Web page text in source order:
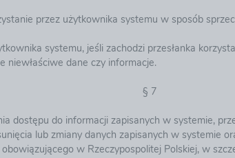
przez użytkownika systemu w sposób
systemu, jeśli zachodzi przesłanka
niewłaściwe dane czy informacje.
§ 7
dostępu do informacji zapisanych w systemie,
lub zmiany danych zapisanych w systemie
w Rzeczypospolitej Polskiej, w